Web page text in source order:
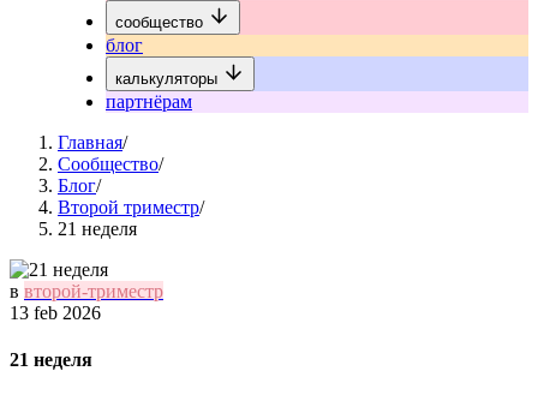
сообщество
блог
калькуляторы
партнёрам
Главная/
Сообщество/
Блог/
Второй триместр/
21 неделя
в второй-триместр
13 feb 2026
21 неделя